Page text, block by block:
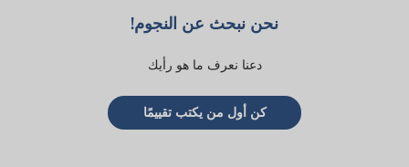
نحن نبحث عن النجوم!
دعنا نعرف ما هو رأيك
كن أول من يكتب تقييمًا